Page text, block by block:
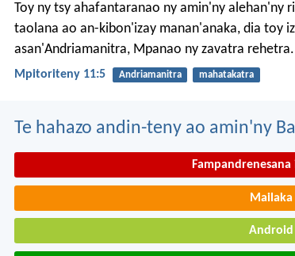
Toy ny tsy ahafantaranao ny amin'ny alehan'ny
taolana ao an-kibon'izay manan'anaka, dia toy
asan'Andriamanitra, Mpanao ny zavatra rehetra.
Mpitoriteny 11:5 Andriamanitra mahatakatra
Te hahazo andin-teny ao amin'ny
Mailaka
Android